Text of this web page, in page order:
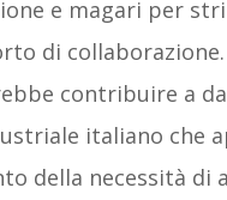
e magari per
di collaborazione.
contribuire a
italiano che
della necessità di